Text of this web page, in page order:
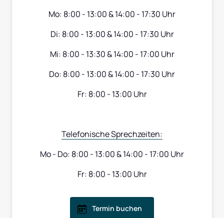
Mo: 8:00 - 13:00 & 14:00 - 17:30 Uhr
Di: 8:00 - 13:00 & 14:00 - 17:30 Uhr
Mi: 8:00 - 13:30 & 14:00 - 17:00 Uhr
Do: 8:00 - 13:00 & 14:00 - 17:30 Uhr
Fr: 8:00 - 13:00 Uhr
Telefonische Sprechzeiten:
Mo - Do: 8:00 - 13:00 & 14:00 - 17:00 Uhr
Fr: 8:00 - 13:00 Uhr
Termin buchen